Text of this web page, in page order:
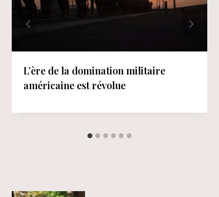
L’ère de la domination militaire
américaine est révolue